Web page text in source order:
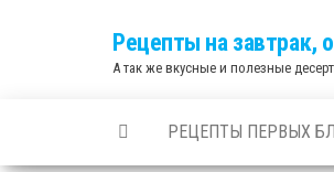
Рецепты на завтрак,
А так же вкусные и полезные
РЕЦЕПТЫ ПЕРВЫХ